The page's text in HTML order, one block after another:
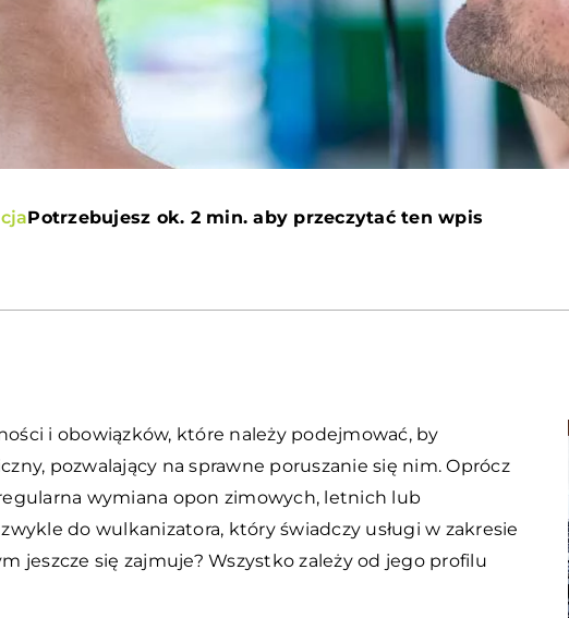
Potrzebujesz ok. 2 min. aby przeczytać ten wpis
i obowiązków, które należy podejmować, by
pozwalający na sprawne poruszanie się nim. Oprócz
wymiana opon zimowych, letnich lub
do wulkanizatora, który świadczy usługi w zakresie
jeszcze się zajmuje? Wszystko zależy od jego profilu